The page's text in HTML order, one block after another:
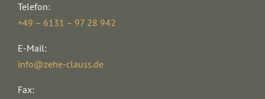
Telefon:
+49 – 6131 – 97 28 942
E-Mail:
info@zehe-clauss.de
Fax: